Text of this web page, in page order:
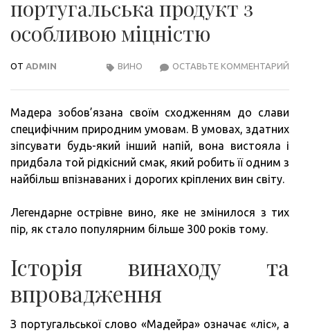
португальська продукт з
особливою міцністю
ОТ ADMIN ОСТАВЬТЕ КОММЕНТАРИЙ
ВИНО
Мадера зобов’язана своїм сходженням до слави
специфічним природним умовам. В умовах, здатних
зіпсувати будь-який інший напій, вона вистояла і
придбала той рідкісний смак, який робить її одним з
найбільш впізнаваних і дорогих кріплених вин світу.
Легендарне острівне вино, яке не змінилося з тих
пір, як стало популярним більше 300 років тому.
Історія винаходу та
впровадження
З португальської слово «Мадейра» означає «ліс», а